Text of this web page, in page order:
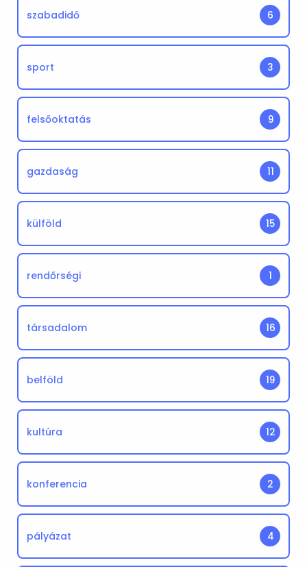
szabadidő 6
sport 3
felsőoktatás 9
gazdaság 11
külföld 15
rendőrségi 1
társadalom 16
belföld 19
kultúra 12
konferencia 2
pályázat 4